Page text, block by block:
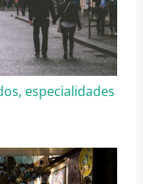
especialidades